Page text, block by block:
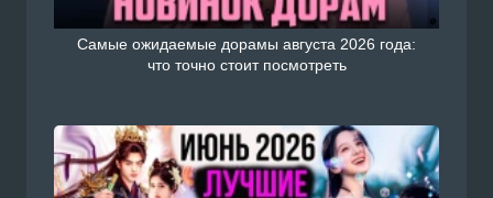
Самые ожидаемые дорамы августа 2026 года:
что точно стоит посмотреть